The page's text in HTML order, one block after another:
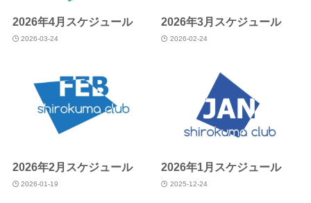
2026年4月スケジュール
2026-03-24
2026年3月スケジュール
2026-02-24
2026年2月スケジュール
2026-01-19
2026年1月スケジュール
2025-12-24